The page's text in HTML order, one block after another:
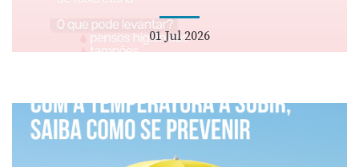
01 Jul 2026